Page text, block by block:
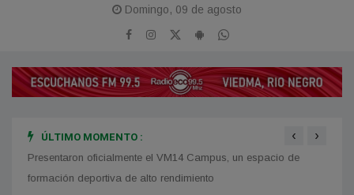
Domingo, 09 de agosto
ÚLTIMO MOMENTO :
Presentaron oficialmente el VM14 Campus, un espacio de
formación deportiva de alto rendimiento
‹ ›